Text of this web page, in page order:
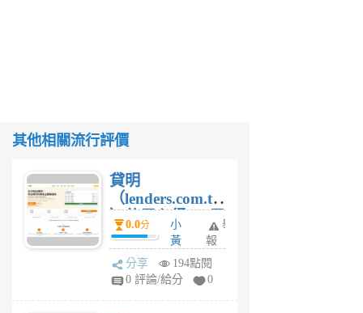
其他相關流行評價
貸明
（lenders.com.tw
）使用心得 — 民
間貸款比較平台
體驗
0.0分
小
黃
蜂
1
舉
報
分享
194點閱
0 評論/給分
0